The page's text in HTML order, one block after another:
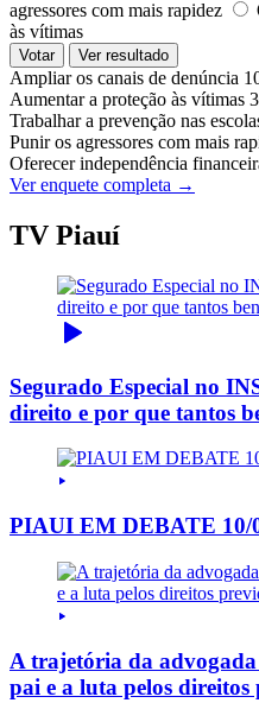
agressores com mais rapidez
às vítimas
Votar Ver resultado
Ampliar os canais de denúncia
Aumentar a proteção às vítimas
Trabalhar a prevenção nas
Punir os agressores com mais
Oferecer independência
Ver enquete completa →
TV Piauí
Segurado Especial no
direito e por que tantos
PIAUI EM DEBATE 10/
A trajetória da
pai e a luta pelos direitos